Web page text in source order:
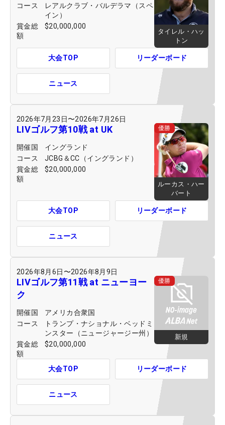
コース
レアルクラブ・バルデラマ（スペ
イン）
賞金総
額
$20,000,000
タイレル・ハッ
トン
大会TOP リーダーボード
ニュース
2026年7月23日〜2026年7月26日
LIVゴルフ第10戦 at UK
開催国
イングランド
コース
JCBG＆CC（イングランド）
賞金総
額
$20,000,000
優勝
ルーカス・ハー
バート
大会TOP リーダーボード
ニュース
2026年8月6日 〜2026年8月9日
LIVゴルフ第11戦 at ニューヨー
ク
開催国
アメリカ合衆国
コース
トランプ・ナショナル・ベッドミ
ンスター（ニュージャージー州）
賞金総
額
$20,000,000
優勝
新規
大会TOP リーダーボード
ニュース